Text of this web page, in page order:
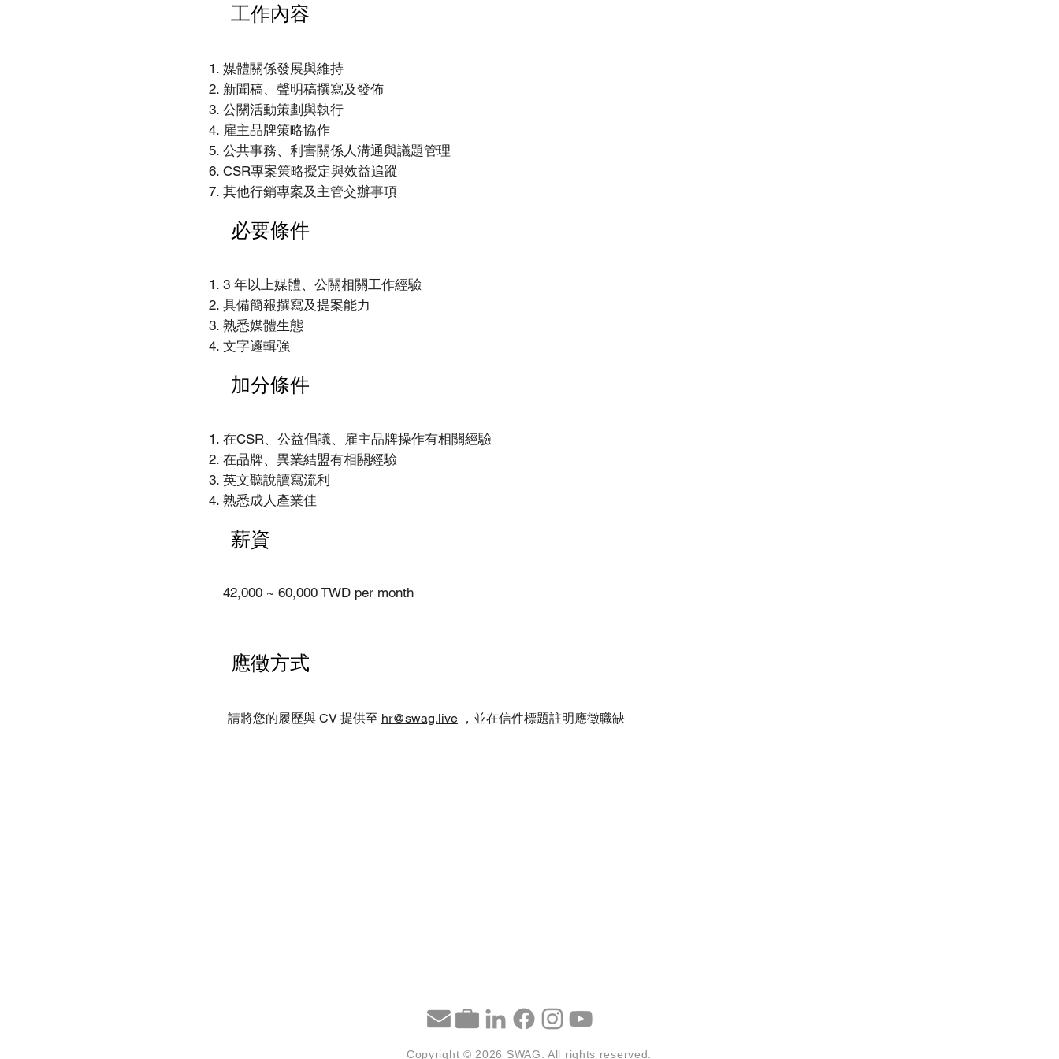
工作內容
媒體關係發展與維持
新聞稿、聲明稿撰寫及發佈
公關活動策劃與執行
雇主品牌策略協作
公共事務、利害關係人溝通與議題管理
CSR專案策略擬定與效益追蹤
其他行銷專案及主管交辦事項
必要條件
3 年以上媒體、公關相關工作經驗
具備簡報撰寫及提案能力
熟悉媒體生態
文字邏輯強
加分條件
在CSR、公益倡議、雇主品牌操作有相關經驗
在品牌、異業結盟有相關經驗
英文聽說讀寫流利
熟悉成人產業佳
薪資
42,000 ~ 60,000 TWD per month
應徵方式
請將您的履歷與 CV 提供至 hr@swag.live ，並在信件標題註明應徵職缺
Copyright © 2026 SWAG. All rights reserved.